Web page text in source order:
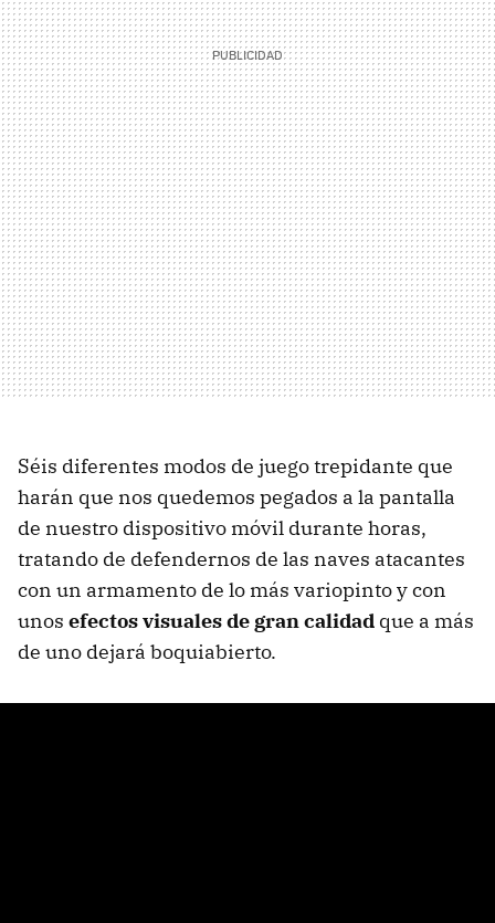
Séis diferentes modos de juego trepidante que
harán que nos quedemos pegados a la pantalla
de nuestro dispositivo móvil durante horas,
tratando de defendernos de las naves atacantes
con un armamento de lo más variopinto y con
unos efectos visuales de gran calidad que a más
de uno dejará boquiabierto.